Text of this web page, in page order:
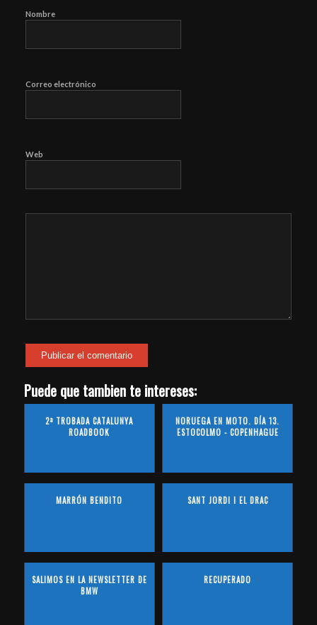
Nombre
Correo electrónico
Web
Puede que tambien te intereses:
2ª TROBADA CATALUNYA
ROADBOOK
NORUEGA EN MOTO. DÍA 13.
ESTOCOLMO - COPENHAGUE
MARRÓN BENDITO SANT JORDI I EL DRAC
SALIMOS EN LA NEWSLETTER DE
BMW
RECUPERADO